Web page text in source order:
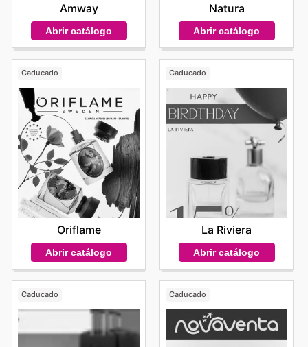
Amway
Abrir catálogo
Natura
Abrir catálogo
Caducado
Oriflame
Abrir catálogo
Caducado
La Riviera
Abrir catálogo
Caducado Caducado